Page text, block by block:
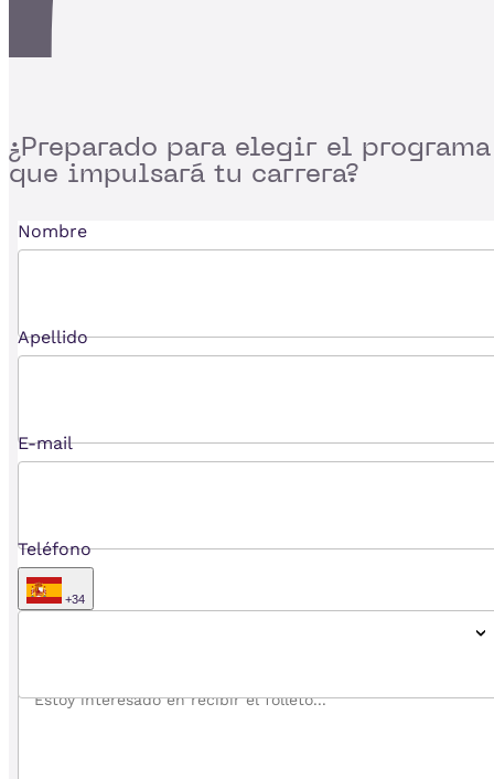
¿Preparado para elegir el programa
que impulsará tu carrera?